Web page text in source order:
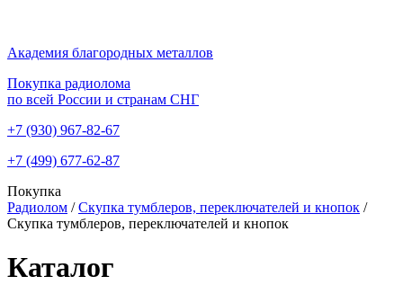
Академия благородных металлов
Покупка радиолома
по всей России и странам СНГ
+7 (930) 967-82-67
+7 (499) 677-62-87
Покупка
Радиолом / Скупка тумблеров, переключателей и кнопок /
Скупка тумблеров, переключателей и кнопок
Каталог